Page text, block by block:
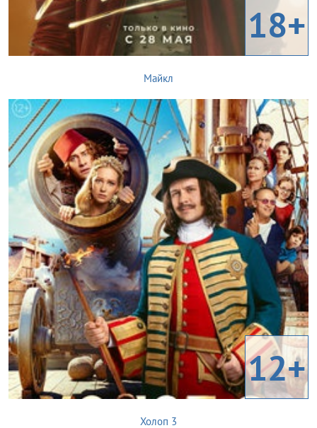
18+
Майкл
12+
Холоп 3